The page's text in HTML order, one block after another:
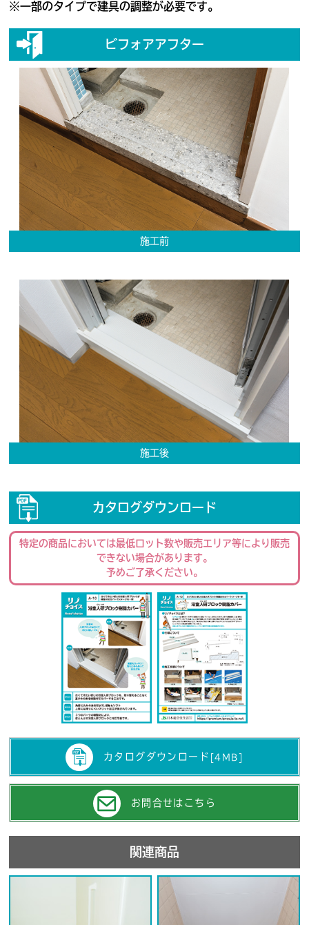
※一部のタイプで建具の調整が必要です。
ビフォアアフター
施工前
施工後
カタログダウンロード
特定の商品においては最低ロット数や販売エリア等により販売
できない場合があります。
予めご了承ください。
カタログダウンロード [4MB]
お問合せはこちら
関連商品